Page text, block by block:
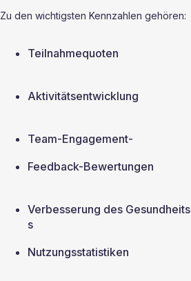
Zu den wichtigsten Kennzahlen gehören:
Teilnahmequoten
Aktivitätsentwicklung
Team-Engagement-
Feedback-Bewertungen
Verbesserung des Gesundheits
s ‍
Nutzungsstatistiken